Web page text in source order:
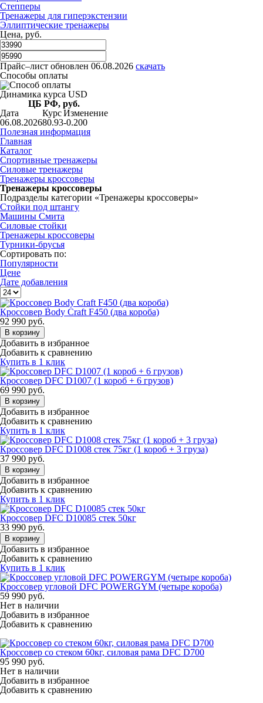
Степперы
Тренажеры для гиперэкстензии
Эллиптические тренажеры
Цена, руб.
Прайс–лист обновлен 06.08.2026 скачать
Способы оплаты
Динамика курса USD
ЦБ РФ, руб.
Дата
КурсИзменение
06.08.202680.93-0.200
Полезная информация
Главная
Каталог
Спортивные тренажеры
Силовые тренажеры
Тренажеры кроссоверы
Тренажеры кроссоверы
Подразделы категории «Тренажеры кроссоверы»
Стойки под штангу
Машины Смита
Силовые стойки
Тренажеры кроссоверы
Турники-брусья
Сортировать по:
Популярности
Цене
Дате добавления
Кроссовер Body Craft F450 (два короба)
92 990 руб.
В корзину
Добавить в избранное
Добавить к сравнению
Купить в 1 клик
Кроссовер DFC D1007 (1 короб + 6 грузов)
69 990 руб.
В корзину
Добавить в избранное
Добавить к сравнению
Купить в 1 клик
Кроссовер DFC D1008 стек 75кг (1 короб + 3 груза)
37 990 руб.
В корзину
Добавить в избранное
Добавить к сравнению
Купить в 1 клик
Кроссовер DFC D10085 стек 50кг
33 990 руб.
В корзину
Добавить в избранное
Добавить к сравнению
Купить в 1 клик
Кроссовер угловой DFC POWERGYM (четыре короба)
59 990 руб.
Нет в наличии
Добавить в избранное
Добавить к сравнению
Кроссовер со стеком 60кг, силовая рама DFC D700
95 990 руб.
Нет в наличии
Добавить в избранное
Добавить к сравнению